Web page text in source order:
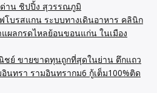
าน ชิปปิ้ง สุวรรณภูมิ
โบรสแกน ระบบทางเดินอาหาร คลินิก
ผลกรดไหลย้อนขอนแก่น ในเมือง
ชย์ ขายขาดทุนถูกที่สุดในย่าน ตึกแถว
นทรา รามอินทรากม6 กู้เต็ม100%ติด